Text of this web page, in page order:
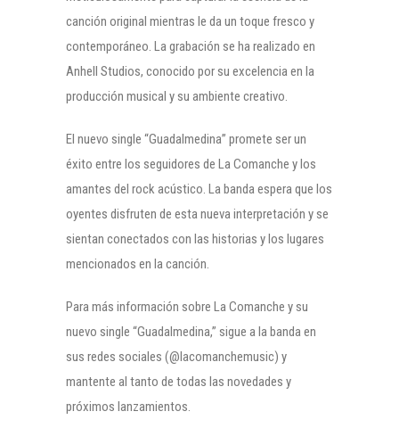
canción original mientras le da un toque fresco y
contemporáneo. La grabación se ha realizado en
Anhell Studios, conocido por su excelencia en la
producción musical y su ambiente creativo.
El nuevo single “Guadalmedina” promete ser un
éxito entre los seguidores de La Comanche y los
amantes del rock acústico. La banda espera que los
oyentes disfruten de esta nueva interpretación y se
sientan conectados con las historias y los lugares
mencionados en la canción.
Para más información sobre La Comanche y su
nuevo single “Guadalmedina,” sigue a la banda en
sus redes sociales (@lacomanchemusic) y
mantente al tanto de todas las novedades y
próximos lanzamientos.